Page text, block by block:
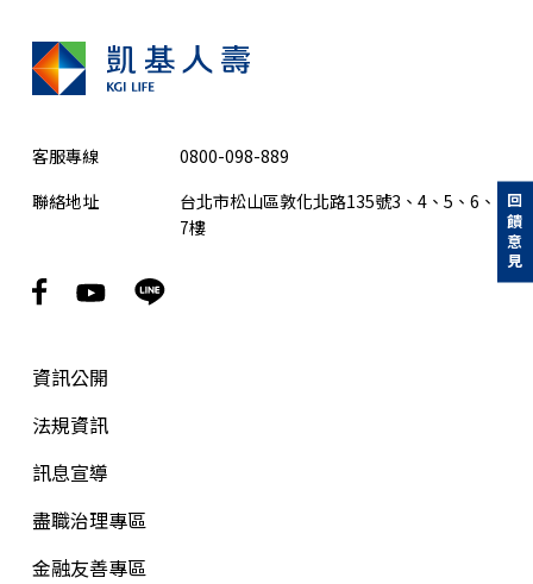
客服專線
0800-098-889
聯絡地址
台北市松山區敦化北路135號3、4、5、6、
7樓
資訊公開
法規資訊
訊息宣導
盡職治理專區
金融友善專區
回饋意見